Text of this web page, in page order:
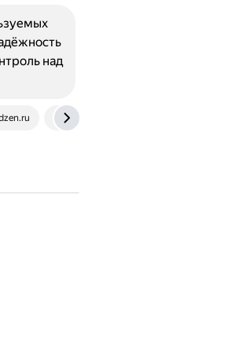
tokidoki.su
над